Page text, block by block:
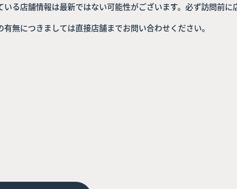
る店舗情報は最新ではない可能性がございます。必ず訪問前に
無につきましては直接店舗までお問い合わせください。